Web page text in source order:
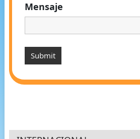
Mensaje